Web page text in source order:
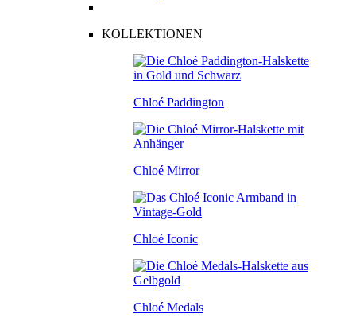
KOLLEKTIONEN
Chloé Paddington
Chloé Mirror
Chloé Iconic
Chloé Medals